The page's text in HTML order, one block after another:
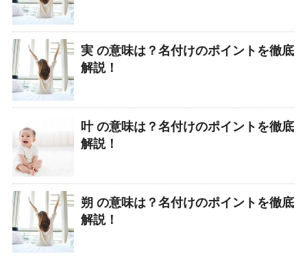
実 の意味は？名付けのポイントを徹底
解説！
叶 の意味は？名付けのポイントを徹底
解説！
朔 の意味は？名付けのポイントを徹底
解説！